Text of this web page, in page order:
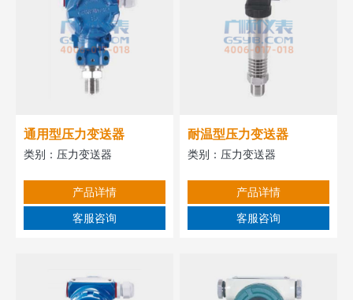
通用型压力变送器
类别： 压力变送器
产品详情
客服咨询
耐温型压力变送器
类别： 压力变送器
产品详情
客服咨询